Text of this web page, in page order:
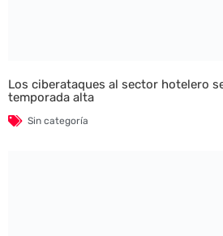
Los ciberataques al sector hotelero
temporada alta
Sin categoría